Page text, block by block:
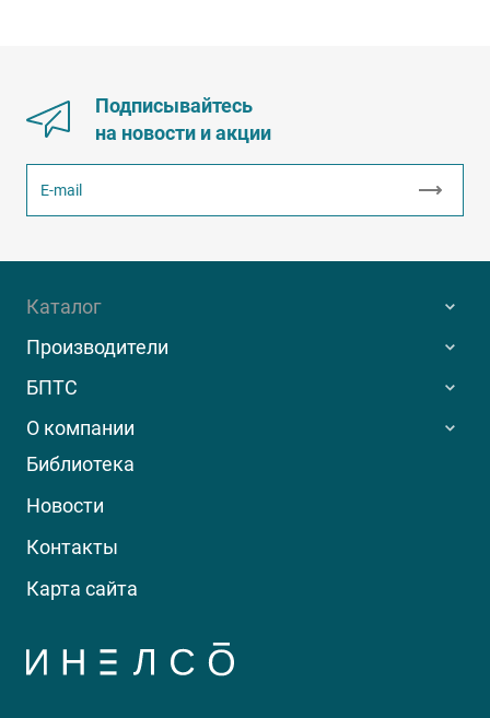
Подписывайтесь
на новости и акции
Каталог
Производители
БПТС
О компании
Библиотека
Новости
Контакты
Карта сайта